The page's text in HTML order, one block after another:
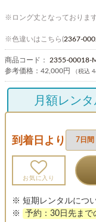
※ロング丈となっておりま
※色違いはこちら(2367-
商品コード： 2355-00018-
参考価格： 42,000円 （税込
月額レン
到着日より
お気に入り
※ 短期レンタルにつ
※
予約：30日先まで